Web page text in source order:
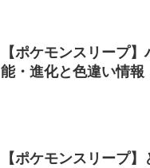
【ポケモンスリープ
能・進化と色違い情報
【ポケモンスリープ